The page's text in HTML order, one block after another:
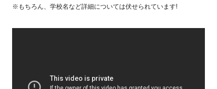
※もちろん、学校名など詳細については伏せられています!